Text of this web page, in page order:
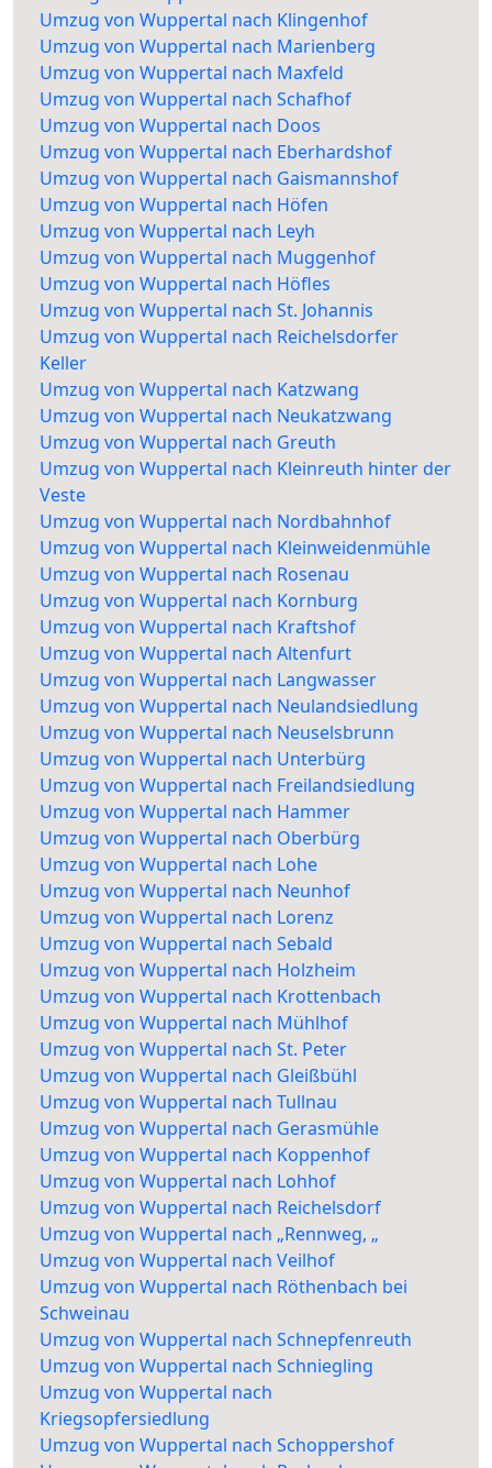
Umzug von Wuppertal nach Klingenhof
Umzug von Wuppertal nach Marienberg
Umzug von Wuppertal nach Maxfeld
Umzug von Wuppertal nach Schafhof
Umzug von Wuppertal nach Doos
Umzug von Wuppertal nach Eberhardshof
Umzug von Wuppertal nach Gaismannshof
Umzug von Wuppertal nach Höfen
Umzug von Wuppertal nach Leyh
Umzug von Wuppertal nach Muggenhof
Umzug von Wuppertal nach Höfles
Umzug von Wuppertal nach St. Johannis
Umzug von Wuppertal nach Reichelsdorfer
Keller
Umzug von Wuppertal nach Katzwang
Umzug von Wuppertal nach Neukatzwang
Umzug von Wuppertal nach Greuth
Umzug von Wuppertal nach Kleinreuth hinter der
Veste
Umzug von Wuppertal nach Nordbahnhof
Umzug von Wuppertal nach Kleinweidenmühle
Umzug von Wuppertal nach Rosenau
Umzug von Wuppertal nach Kornburg
Umzug von Wuppertal nach Kraftshof
Umzug von Wuppertal nach Altenfurt
Umzug von Wuppertal nach Langwasser
Umzug von Wuppertal nach Neulandsiedlung
Umzug von Wuppertal nach Neuselsbrunn
Umzug von Wuppertal nach Unterbürg
Umzug von Wuppertal nach Freilandsiedlung
Umzug von Wuppertal nach Hammer
Umzug von Wuppertal nach Oberbürg
Umzug von Wuppertal nach Lohe
Umzug von Wuppertal nach Neunhof
Umzug von Wuppertal nach Lorenz
Umzug von Wuppertal nach Sebald
Umzug von Wuppertal nach Holzheim
Umzug von Wuppertal nach Krottenbach
Umzug von Wuppertal nach Mühlhof
Umzug von Wuppertal nach St. Peter
Umzug von Wuppertal nach Gleißbühl
Umzug von Wuppertal nach Tullnau
Umzug von Wuppertal nach Gerasmühle
Umzug von Wuppertal nach Koppenhof
Umzug von Wuppertal nach Lohhof
Umzug von Wuppertal nach Reichelsdorf
Umzug von Wuppertal nach „Rennweg, „
Umzug von Wuppertal nach Veilhof
Umzug von Wuppertal nach Röthenbach bei
Schweinau
Umzug von Wuppertal nach Schnepfenreuth
Umzug von Wuppertal nach Schniegling
Umzug von Wuppertal nach
Kriegsopfersiedlung
Umzug von Wuppertal nach Schoppershof